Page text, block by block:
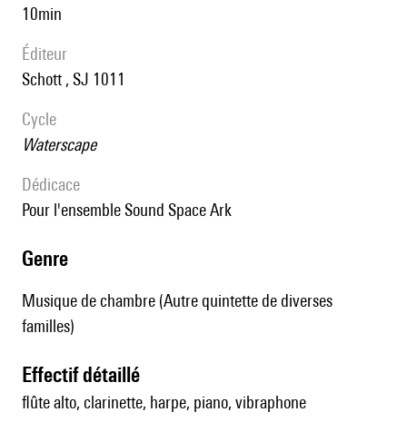
10min
éditeur
Schott , SJ 1011
Cycle
Waterscape
Dédicace
pour l'ensemble Sound Space Ark
genre
Musique de chambre (Autre quintette de diverses
familles)
effectif détaillé
flûte alto, clarinette, harpe, piano, vibraphone